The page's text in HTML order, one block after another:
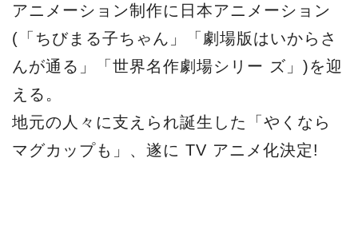
アニメーション制作に日本アニメーション
(「ちびまる子ちゃん」「劇場版はいからさ
んが通る」「世界名作劇場シリー ズ」)を迎
える。
地元の人々に支えられ誕生した「やくなら
マグカップも」、遂に TV アニメ化決定!